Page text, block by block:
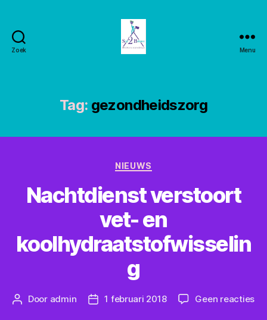
Zoek Menu
Tag: gezondheidszorg
Categorieën
NIEUWS
Nachtdienst verstoort
vet- en
koolhydraatstofwisselin
g
Berichtauteur
Door admin Berichtdatum
1 februari 2018 Geen reactiesop